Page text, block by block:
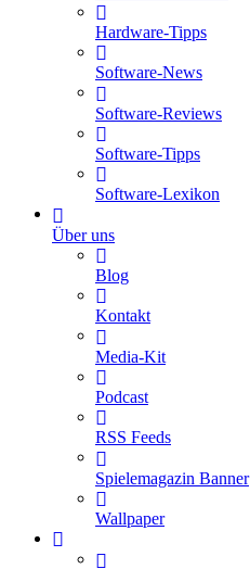
Hardware-Tipps
Software-News
Software-Reviews
Software-Tipps
Software-Lexikon
Über uns
Blog
Kontakt
Media-Kit
Podcast
RSS Feeds
Spielemagazin Banner
Wallpaper